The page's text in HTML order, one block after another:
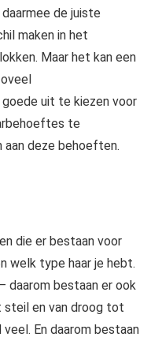
de juiste
maken in het
Maar het kan een
uit te kiezen voor
te
aan deze behoeften.
die er bestaan voor
welk type haar je hebt.
daarom bestaan er ook
steil en van droog tot
En daarom bestaan